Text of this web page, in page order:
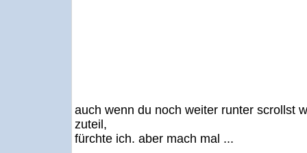
auch wenn du noch weiter runter scrollst
zuteil,
fürchte ich. aber mach mal ...